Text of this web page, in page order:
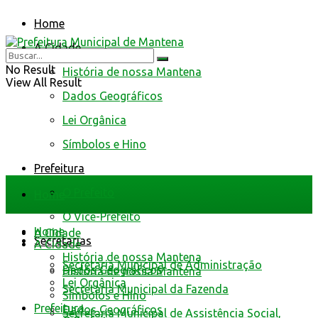
Home
A Cidade
História de nossa Mantena
Dados Geográficos
Lei Orgânica
Símbolos e Hino
Prefeitura
O Vice-Prefeito
Secretarias
Secretaria Municipal de Administração
Secretaria Municipal da Fazenda
Secretaria Municipal de Assistência Social,
No Result
View All Result
Home
A Cidade
História de nossa Mantena
Dados Geográficos
Home
A Cidade
História de nossa Mantena
Dados Geográficos
Lei Orgânica
Símbolos e Hino
Prefeitura